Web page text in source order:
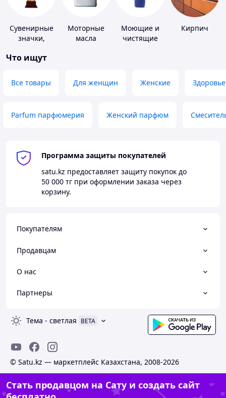
Сувенирные
значки,
Моторные
масла
Моющие и
чистящие
Кирпич
Что ищут
Все товары Для женщин Женские Здоровье
Parfum парфюмерия Женский парфюм
Программа защиты покупателей
satu.kz предоставляет защиту покупок до
50 000 тг при оформлении заказа через
корзину.
Покупателям
Продавцам
О нас
Партнеры
Тема - светлая BETA
© Satu.kz — маркетплейс Казахстана, 2008-2026
Стать продавцом на Сату и создать сайт